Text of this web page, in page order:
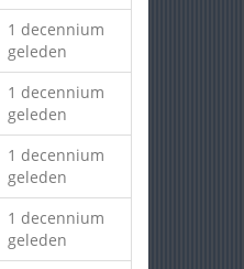
1 decennium
geleden
1 decennium
geleden
1 decennium
geleden
1 decennium
geleden